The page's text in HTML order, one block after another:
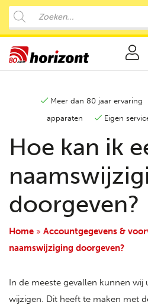
Meer dan 80 jaar ervaring
apparaten
Eigen
Hoe kan ik
doorgeven?
Home » Accountgegevens &
naamswijziging doorgeven?
In de meeste gevallen kunnen wij
wijzigen. Dit heeft te maken met